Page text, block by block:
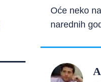
Oće neko
narednih